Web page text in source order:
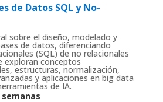
de Datos SQL y No-
sobre el diseño, modelado y
de datos, diferenciando
(SQL) de no relacionales
exploran conceptos
estructuras, normalización,
y aplicaciones en big data
de IA.
semanas